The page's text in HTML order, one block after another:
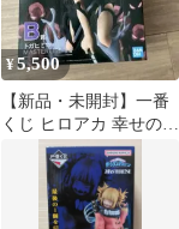
¥5,500
【新品・未開封】一番
くじ ヒロアカ 幸せの上
に B賞 トガヒミコ フィ
ギュア